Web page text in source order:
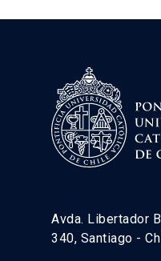
Avda. Libertador
340, Santiago -